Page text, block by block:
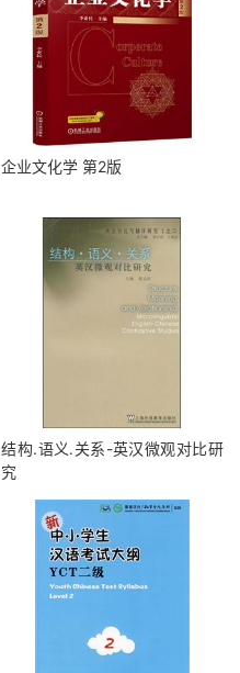
企业文化学 第2版
结构.语义.关系-英汉微观对比研
究